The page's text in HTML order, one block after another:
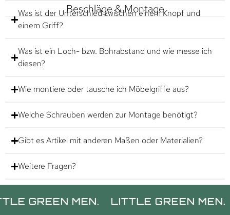
Beschläge & Montage
Was ist der Unterschied zwischen einem Knopf und
einem Griff?
Was ist ein Loch- bzw. Bohrabstand und wie messe ich
diesen?
Wie montiere oder tausche ich Möbelgriffe aus?
Welche Schrauben werden zur Montage benötigt?
Gibt es Artikel mit anderen Maßen oder Materialien?
Weitere Fragen?
MEN. LITTLE GREEN MEN.